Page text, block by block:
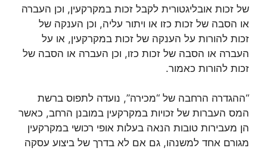
של זכות אובליגטורית לקבל זכות במקרקעין, וכן העברה
או הסבה של זכות כזו או ויתור עליה, וכן הענקה של
זכות להורות על הענקה של זכות במקרקעין, או על
העברה או הסבה של זכות כזו, וכן העברה או הסבה של
זכות להורות כאמור.
“ההגדרה הרחבה של “מכירה”, נועדה לתפוס ברשת
המס העברות של זכויות במקרקעין במובנן הרחב, כאשר
הן מעבירות טובות הנאה בעלות אופי רכושי במקרקעין
מגורם אחד למשנהו, גם אם לא בדרך של ביצוע עסקה